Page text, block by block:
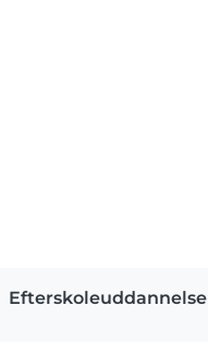
Efterskoleuddannelse